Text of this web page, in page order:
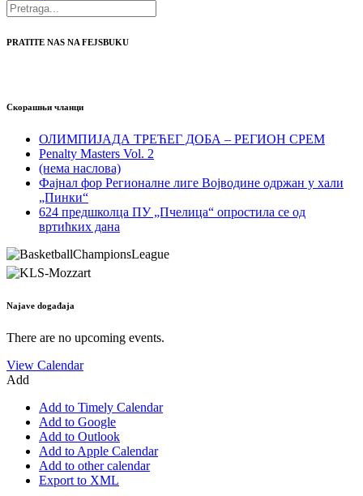
PRATITE NAS NA FEJSBUKU
Скорашњи чланци
ОЛИМПИЈАДА ТРЕЋЕГ ДОБА – РЕГИОН СРЕМ
Penalty Masters Vol. 2
(нема наслова)
Фајнал фор Регионалне лиге Војводине одржан у хали
„Пинки“
624 предшколца ПУ „Пчелица“ опростила се од
вртићких дана
Najave događaja
There are no upcoming events.
View Calendar
Add
Add to Timely Calendar
Add to Google
Add to Outlook
Add to Apple Calendar
Add to other calendar
Export to XML